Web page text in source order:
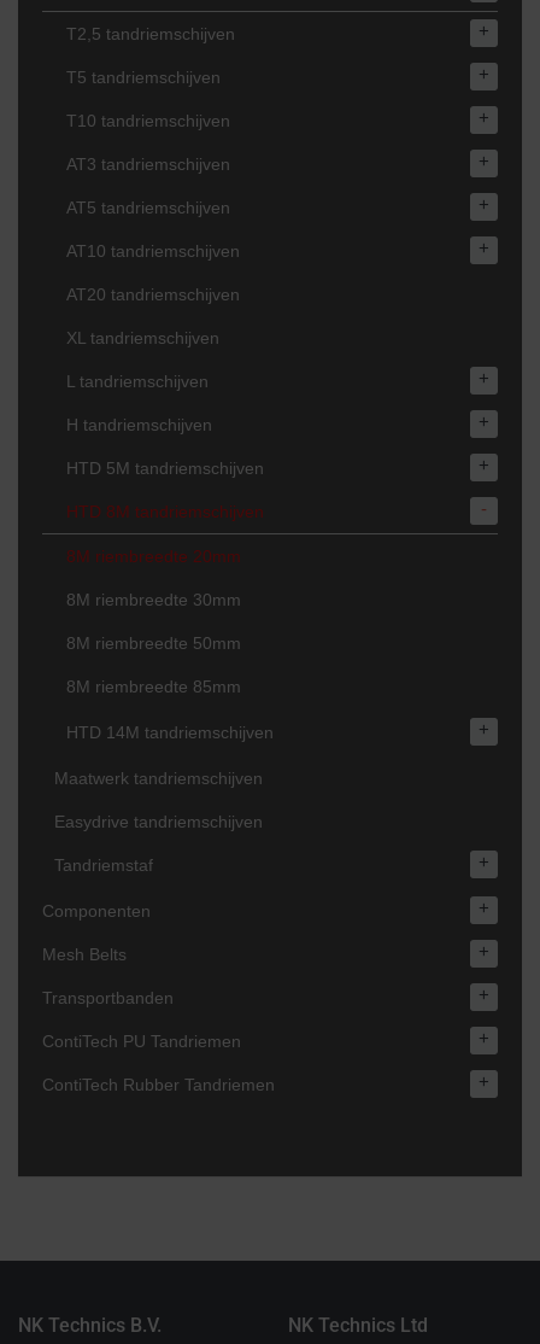
T2,5 tandriemschijven +
T5 tandriemschijven +
T10 tandriemschijven +
AT3 tandriemschijven +
AT5 tandriemschijven +
AT10 tandriemschijven +
AT20 tandriemschijven
XL tandriemschijven
L tandriemschijven +
H tandriemschijven +
HTD 5M tandriemschijven +
HTD 8M tandriemschijven -
8M riembreedte 20mm
8M riembreedte 30mm
8M riembreedte 50mm
8M riembreedte 85mm
HTD 14M tandriemschijven +
Maatwerk tandriemschijven
Easydrive tandriemschijven
Tandriemstaf +
Componenten +
Mesh Belts +
Transportbanden +
ContiTech PU Tandriemen +
ContiTech Rubber Tandriemen +
NK Technics B.V. NK Technics Ltd